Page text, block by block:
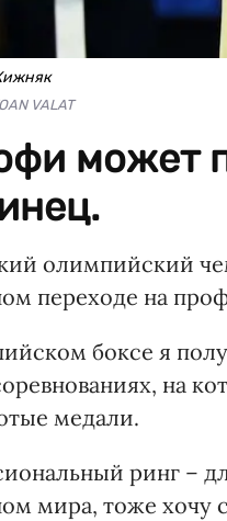
VALAT
может
олимпийский
переходе на
боксе я
на
медали.
ринг –
мира, тоже хочу